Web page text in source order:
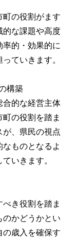
町の役割がます
的な課題や高度
的・効果的に
ていきます。
構築
合的な経営主体
の役割を踏ま
が、県民の視点
ものとなるよ
いきます。
き役割を踏ま
のかどうかとい
の歳入を確保す